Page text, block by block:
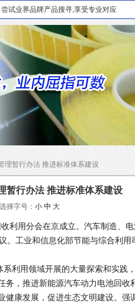
理暂行办法 推进标准体系建设
暂行办法 推进标准体系建设
选择字号： 小 中 大
用分会在京成立。汽车制造、电
。工业和信息化部节能与综合利用
利用领域开展的大量探索和实践
务，推进新能源汽车动力电池回收
康发展，促进生态文明建设。强